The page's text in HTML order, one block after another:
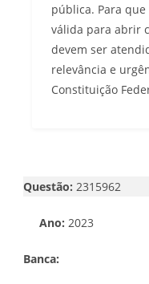
pública. Para
válida para abrir
devem ser
relevância e
Constituição
Questão: 2315962
Ano: 2023
Banca: